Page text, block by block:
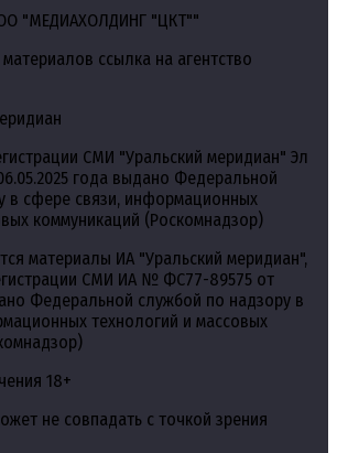
"МЕДИАХОЛДИНГ "ЦКТ""
ссылка на агентство
СМИ "Уральский меридиан" Эл
года выдано Федеральной
в сфере связи, информационных
коммуникаций (Роскомнадзор)
материалы ИА "Уральский меридиан",
СМИ ИА № ФС77-89575 от
Федеральной службой по надзору в
технологий и массовых
18+
не совпадать с точкой зрения